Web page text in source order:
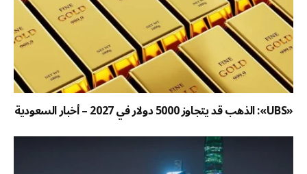
«UBS»: الذهب قد يتجاوز 5000 دولار في 2027 – أخبار السعودية